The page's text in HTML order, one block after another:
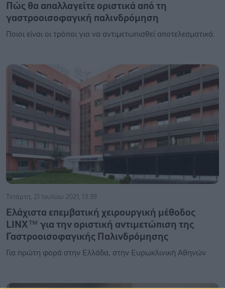
Πώς θα απαλλαγείτε οριστικά από τη
γαστροοισοφαγική παλινδρόμηση
Ποιοι είναι οι τρόποι για να αντιμετωπισθεί αποτελεσματικά.
Τετάρτη, 21 Ιουλίου 2021, 13:39
Ελάχιστα επεμβατική χειρουργική μέθοδος
LINX™ για την οριστική αντιμετώπιση της
Γαστροοισοφαγικής Παλινδρόμησης
Για πρώτη φορά στην Ελλάδα, στην Ευρωκλινική Αθηνών